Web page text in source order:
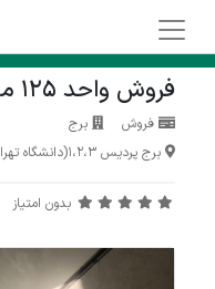
فروش واحد 125 متری در مجتمع پردیس
فروش
برج
برج پردیس 1،2،3(دانشگاه تهران)
بدون امتیاز